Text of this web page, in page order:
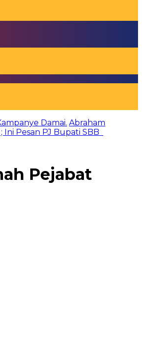
Damai. Abraham
Pesan PJ Bupati SBB
Pejabat